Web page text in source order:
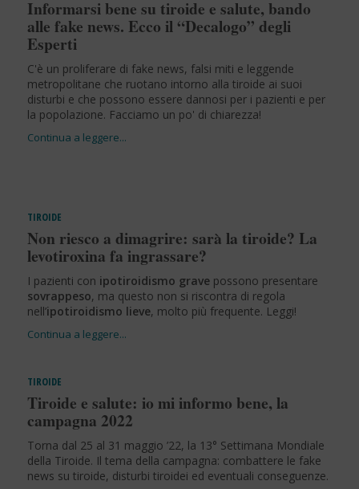
Informarsi bene su tiroide e salute, bando
alle fake news. Ecco il “Decalogo” degli
Esperti
C'è un proliferare di fake news, falsi miti e leggende
metropolitane che ruotano intorno alla tiroide ai suoi
disturbi e che possono essere dannosi per i pazienti e per
la popolazione. Facciamo un po' di chiarezza!
TIROIDE
Non riesco a dimagrire: sarà la tiroide? La
levotiroxina fa ingrassare?
I pazienti con ipotiroidismo gravepossono presentare
sovrappeso, ma questo non si riscontra di regola
nell’ipotiroidismo lieve, molto più frequente. Leggi!
TIROIDE
Tiroide e salute: io mi informo bene, la
campagna 2022
Torna dal 25 al 31 maggio ’22, la 13° Settimana Mondiale
della Tiroide. Il tema della campagna: combattere le fake
news su tiroide, disturbi tiroidei ed eventuali conseguenze.